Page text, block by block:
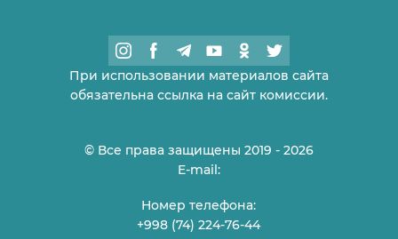
При использовании материалов сайта
обязательна ссылка на сайт комиссии.
© Все права защищены 2019 - 2026
E-mail:
Номер телефона:
+998 (74) 224-76-44